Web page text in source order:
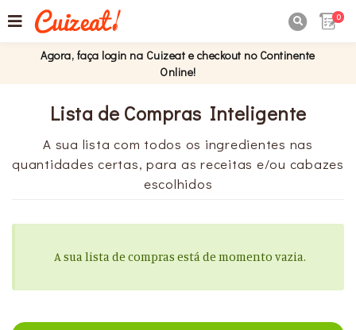
0
Agora, faça login na Cuizeat e checkout no Continente
Online!
Lista de Compras Inteligente
A sua lista com todos os ingredientes nas
quantidades certas, para as receitas e/ou cabazes
escolhidos
A sua lista de compras está de momento vazia.